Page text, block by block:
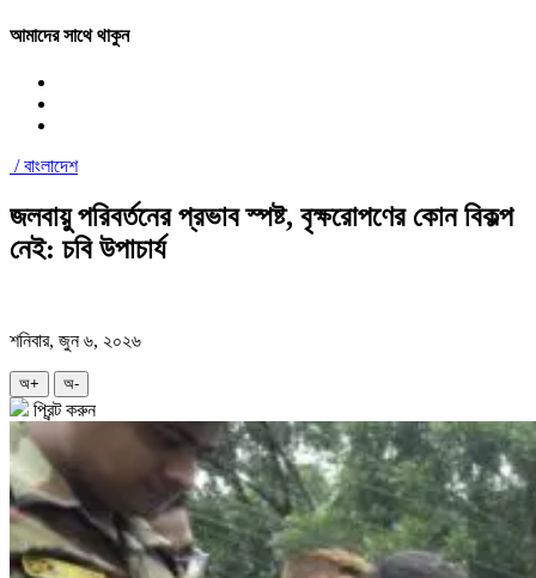
আমাদের সাথে থাকুন
/বাংলাদেশ
জলবায়ু পরিবর্তনের প্রভাব স্পষ্ট, বৃক্ষরোপণের কোন বিকল্প
নেই: চবি উপাচার্য
শনিবার, জুন ৬, ২০২৬
অ+ অ-
প্রিন্ট করুন